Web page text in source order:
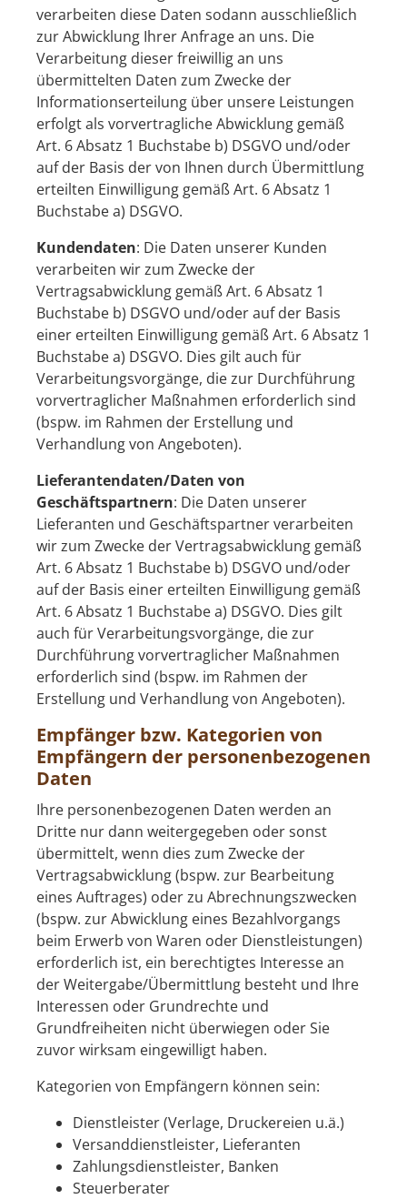
verarbeiten diese Daten sodann ausschließlich
zur Abwicklung Ihrer Anfrage an uns. Die
Verarbeitung dieser freiwillig an uns
übermittelten Daten zum Zwecke der
Informationserteilung über unsere Leistungen
erfolgt als vorvertragliche Abwicklung gemäß
Art. 6 Absatz 1 Buchstabe b) DSGVO und/oder
auf der Basis der von Ihnen durch Übermittlung
erteilten Einwilligung gemäß Art. 6 Absatz 1
Buchstabe a) DSGVO.
Kundendaten: Die Daten unserer Kunden
verarbeiten wir zum Zwecke der
Vertragsabwicklung gemäß Art. 6 Absatz 1
Buchstabe b) DSGVO und/oder auf der Basis
einer erteilten Einwilligung gemäß Art. 6 Absatz 1
Buchstabe a) DSGVO. Dies gilt auch für
Verarbeitungsvorgänge, die zur Durchführung
vorvertraglicher Maßnahmen erforderlich sind
(bspw. im Rahmen der Erstellung und
Verhandlung von Angeboten).
Lieferantendaten/Daten von
Geschäftspartnern: Die Daten unserer
Lieferanten und Geschäftspartner verarbeiten
wir zum Zwecke der Vertragsabwicklung gemäß
Art. 6 Absatz 1 Buchstabe b) DSGVO und/oder
auf der Basis einer erteilten Einwilligung gemäß
Art. 6 Absatz 1 Buchstabe a) DSGVO. Dies gilt
auch für Verarbeitungsvorgänge, die zur
Durchführung vorvertraglicher Maßnahmen
erforderlich sind (bspw. im Rahmen der
Erstellung und Verhandlung von Angeboten).
Empfänger bzw. Kategorien von
Empfängern der personenbezogenen
Daten
Ihre personenbezogenen Daten werden an
Dritte nur dann weitergegeben oder sonst
übermittelt, wenn dies zum Zwecke der
Vertragsabwicklung (bspw. zur Bearbeitung
eines Auftrages) oder zu Abrechnungszwecken
(bspw. zur Abwicklung eines Bezahlvorgangs
beim Erwerb von Waren oder Dienstleistungen)
erforderlich ist, ein berechtigtes Interesse an
der Weitergabe/Übermittlung besteht und Ihre
Interessen oder Grundrechte und
Grundfreiheiten nicht überwiegen oder Sie
zuvor wirksam eingewilligt haben.
Kategorien von Empfängern können sein:
Dienstleister (Verlage, Druckereien u.ä.)
Versanddienstleister, Lieferanten
Zahlungsdienstleister, Banken
Steuerberater